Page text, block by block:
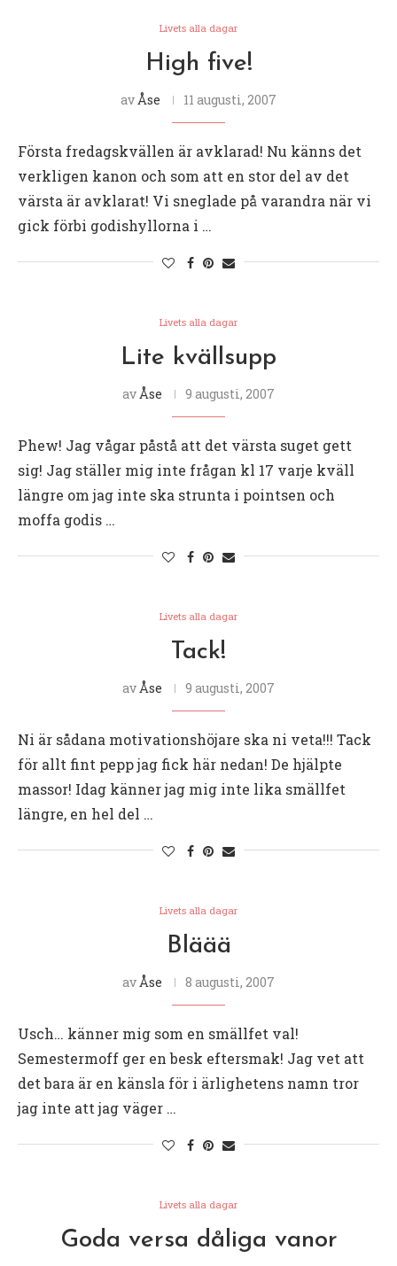
Livets alla dagar
High five!
av Åse 11 augusti, 2007
Första fredagskvällen är avklarad! Nu känns det
verkligen kanon och som att en stor del av det
värsta är avklarat! Vi sneglade på varandra när vi
gick förbi godishyllorna i …
Livets alla dagar
Lite kvällsupp
av Åse 9 augusti, 2007
Phew! Jag vågar påstå att det värsta suget gett
sig! Jag ställer mig inte frågan kl 17 varje kväll
längre om jag inte ska strunta i pointsen och
moffa godis …
Livets alla dagar
Tack!
av Åse 9 augusti, 2007
Ni är sådana motivationshöjare ska ni veta!!! Tack
för allt fint pepp jag fick här nedan! De hjälpte
massor! Idag känner jag mig inte lika smällfet
längre, en hel del …
Livets alla dagar
Bläää
av Åse 8 augusti, 2007
Usch… känner mig som en smällfet val!
Semestermoff ger en besk eftersmak! Jag vet att
det bara är en känsla för i ärlighetens namn tror
jag inte att jag väger …
Livets alla dagar
Goda versa dåliga vanor